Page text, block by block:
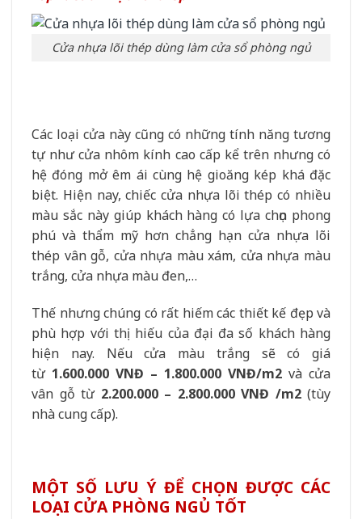
Cửa nhựa lõi thép dùng làm cửa sổ phòng ngủ
Các loại cửa này cũng có những tính năng tương
tự như cửa nhôm kính cao cấp kể trên nhưng có
hệ đóng mở êm ái cùng hệ gioăng kép khá đặc
biệt. Hiện nay, chiếc cửa nhựa lõi thép có nhiều
màu sắc này giúp khách hàng có lựa chọn phong
phú và thẩm mỹ hơn chẳng hạn cửa nhựa lõi
thép vân gỗ, cửa nhựa màu xám, cửa nhựa màu
trắng, cửa nhựa màu đen,…
Thế nhưng chúng có rất hiếm các thiết kế đẹp và
phù hợp với thị hiếu của đại đa số khách hàng
hiện nay. Nếu cửa màu trắng sẽ có giá
từ 1.600.000 VNĐ – 1.800.000 VNĐ/m2 và cửa
vân gỗ từ 2.200.000 – 2.800.000 VNĐ /m2(tùy
nhà cung cấp).
MỘT SỐ LƯU Ý ĐỂ CHỌN ĐƯỢC CÁC
LOẠI CỬA PHÒNG NGỦ TỐT